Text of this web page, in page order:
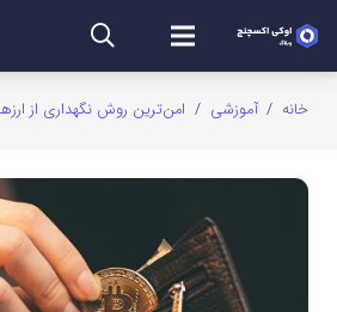
خانه / آموزشی / امن‌ترین روش نگهداری از